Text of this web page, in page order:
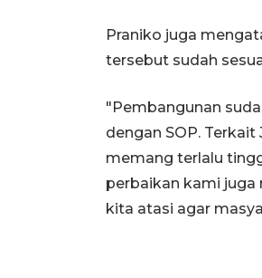
Praniko juga
tersebut sudah
"Pembangunan
dengan SOP.
memang terlalu
perbaikan kami juga
kita atasi agar